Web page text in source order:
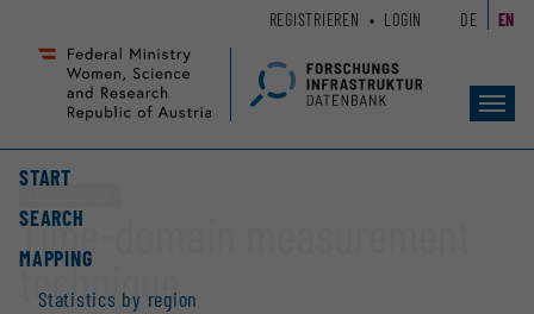
Seiteninhalt
Accesskey
Hauptnavigation
Accesskey
START
SEARCH
MAPPING
Statistics by region
REGISTRIEREN LOGIN DE EN
Time-domain measurement
technique